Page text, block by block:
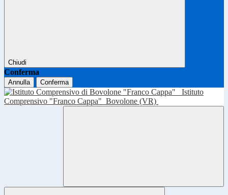
Chiudi
Conferma
Annulla Conferma
Istituto
Comprensivo "Franco Cappa" Bovolone (VR)